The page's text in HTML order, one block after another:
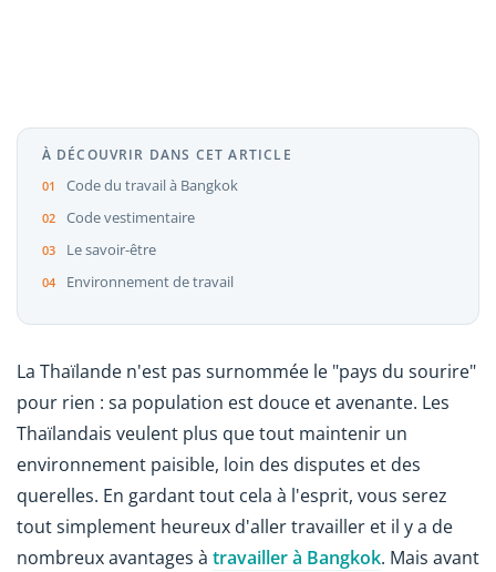
À DÉCOUVRIR DANS CET ARTICLE
Code du travail à Bangkok
Code vestimentaire
Le savoir-être
Environnement de travail
La Thaïlande n'est pas surnommée le "pays du sourire"
pour rien : sa population est douce et avenante. Les
Thaïlandais veulent plus que tout maintenir un
environnement paisible, loin des disputes et des
querelles. En gardant tout cela à l'esprit, vous serez
tout simplement heureux d'aller travailler et il y a de
nombreux avantages à travailler à Bangkok. Mais avant